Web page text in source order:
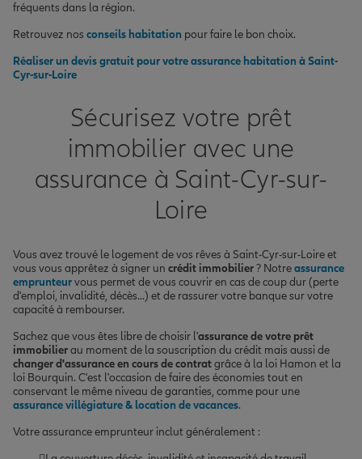
fréquents dans la région.
Retrouvez nos conseils habitation pour faire le bon choix.
Réaliser un devis gratuit pour votre assurance habitation à Saint-
Cyr-sur-Loire
Sécurisez votre prêt
immobilier avec une
assurance à Saint-Cyr-sur-
Loire
Vous avez trouvé le logement de vos rêves à Saint-Cyr-sur-Loire et
vous vous apprêtez à signer un crédit immobilier? Notreassurance
emprunteurvous permet de vous couvrir en cas de coup dur (perte
d'emploi, invalidité, décès...) et de rassurer votre banque sur votre
capacité à rembourser.
Sachez que vous êtes libre de choisir l'assurance de votre prêt
immobilierau moment de la souscription du crédit mais aussi de
changer d'assurance en cours de contratgrâce à la loi Hamon et la
loi Bourquin. C'est l'occasion de faire des économies tout en
conservant le même niveau de garanties, comme pour une
assurance villégiature & location de vacances.
Votre assurance emprunteur inclut généralement :